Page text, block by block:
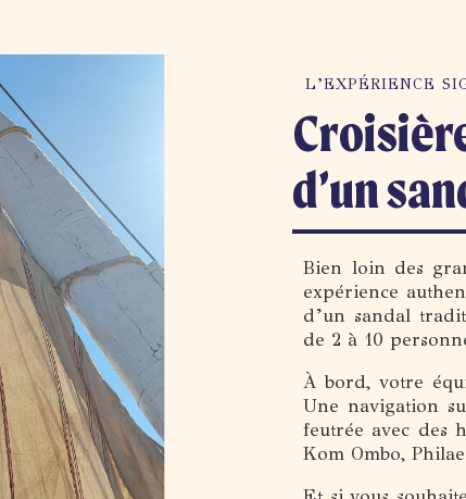
L’EXPÉRIENCE
d’un
Bien loin des
expérience
d’un sandal
de 2 à 10
À bord, votre
Une navigation
feutrée avec des
Kom Ombo,